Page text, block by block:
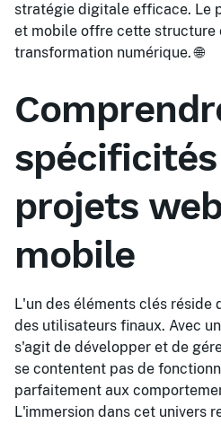
stratégie digitale efficace. Le
et mobile offre cette structure
transformation numérique. 🌐
projets
mobile
L'un des éléments clés réside
des utilisateurs finaux. Avec
s'agit de développer et de
se contentent pas de
parfaitement aux
L'immersion dans cet univers